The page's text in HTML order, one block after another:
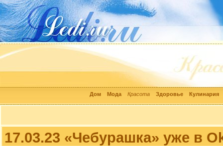
Дом Мода Красота Здоровье Кулинария
17.03.23 «Чебурашка» уже в